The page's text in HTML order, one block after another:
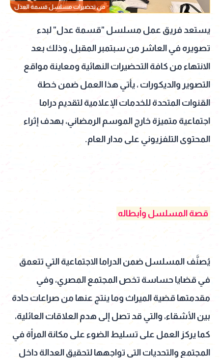
من تحضيرات مسلسل قسمة العدل
يستعد فريق عمل مسلسل "قسمة عدل" لبدء
تصويره في العاشر من سبتمبر المقبل، وذلك بعد
الانتهاء من كافة التحضيرات النهائية ومعاينة مواقع
التصوير والديكورات ، يأتي هذا العمل ضمن خطة
القنوات المتحدة للخدمات الإعلامية لتقديم دراما
اجتماعية متميزة خارج الموسم الرمضاني، بهدف إثراء
المحتوى التلفزيوني على مدار العام.
قصة المسلسل وأبطاله
يُصنَّف المسلسل ضمن الدراما الاجتماعية التي تتعمق
في قضايا حساسة تخص المجتمع المصري، وفي
مقدمتها قضية الميراث وما ينتج عنها من صراعات حادة
بين الأشقاء، والتي قد تصل إلى هدم العلاقات العائلية،
كما يركز العمل على تسليط الضوء على مكانة المرأة في
المجتمع والتحديات التي تواجهها لتحقيق العدالة داخل